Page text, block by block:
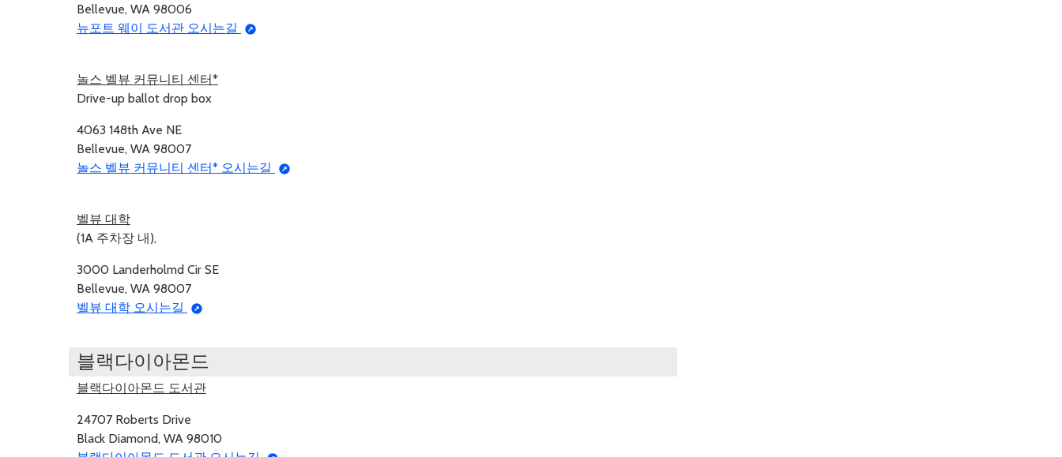
Bellevue, WA 98006
뉴포트 웨이 도서관 오시는길
놀스 벨뷰 커뮤니티 센터*
Drive-up ballot drop box
4063 148th Ave NE
Bellevue, WA 98007
놀스 벨뷰 커뮤니티 센터* 오시는길
벨뷰 대학
(1A 주차장 내),
3000 Landerholmd Cir SE
Bellevue, WA 98007
벨뷰 대학 오시는길
블랙다이아몬드
블랙다이아몬드 도서관
24707 Roberts Drive
Black Diamond, WA 98010